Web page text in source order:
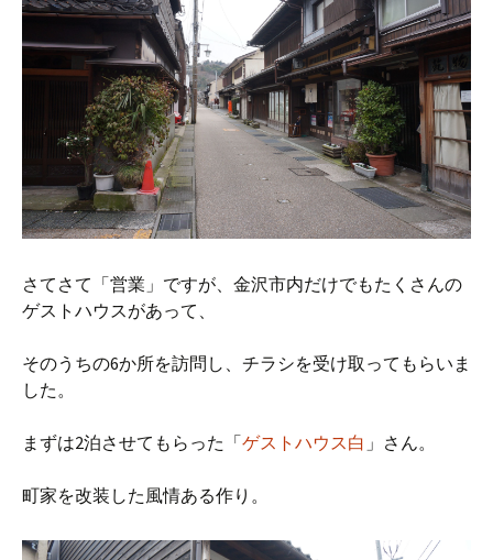
さてさて「営業」ですが、金沢市内だけでもたくさんの
ゲストハウスがあって、
そのうちの6か所を訪問し、チラシを受け取ってもらいま
した。
まずは2泊させてもらった「ゲストハウス白 」さん。
町家を改装した風情ある作り。